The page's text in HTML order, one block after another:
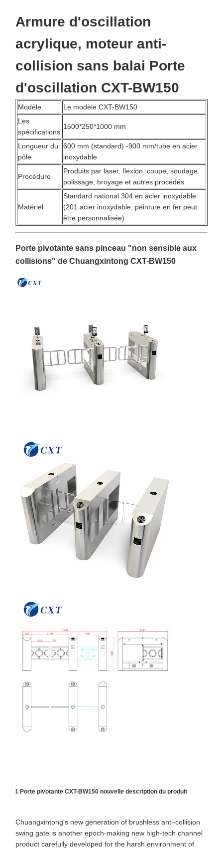
À La Maison Produits
À Propos De
Contrôle De
La Qualité
Demandez
Un Devis
Porte de tourniquet de trépied
Plein tourniquet de taille
Porte de barrière d'aileron
Tournevis coulissant en verre
Tourniquet de bras de baisse
Parties de portes à tournevis
Machine de reconnaissance faciale
Machine de stationnement
Équipement de billetterie
Armure d'oscillation
acrylique, moteur anti-
collision sans balai Porte
d'oscillation CXT-BW150
Modèle
Le modèle CXT-BW150
Les
spécifications
1500*250*1000 mm
Longueur du
pôle
600 mm (standard) -900 mm/tube en acier
inoxydable
Procédure
Produits par laser, flexion, coupe, soudage,
polissage, broyage et autres procédés
Matériel
Standard national 304 en acier inoxydable
(201 acier inoxydable, peinture en fer peut
être personnalisée)
Porte pivotante sans pinceau "non sensible aux
collisions" de Chuangxintong CXT-BW150
I. Porte pivotante CXT-BW150 nouvelle description du produit
Chuangxintong's new generation of brushless anti-collision
swing gate is another epoch-making new high-tech channel
product carefully developed for the harsh environment of